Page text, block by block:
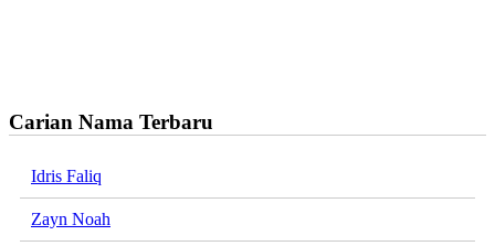
Carian Nama Terbaru
Idris Faliq
Zayn Noah